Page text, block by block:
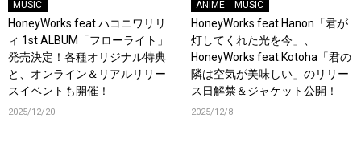
MUSIC
HoneyWorks feat.ハコニワリリ
ィ 1st ALBUM「フローライト」
発売決定！各種オリジナル特典
と、オンライン＆リアルリリー
スイベントも開催！
2025/12/20
ANIME MUSIC
HoneyWorks feat.Hanon「君が
灯してくれた光を今」、
HoneyWorks feat.Kotoha「君の
隣は空気が美味しい」のリリー
ス日解禁＆ジャケット公開！
2025/12/8